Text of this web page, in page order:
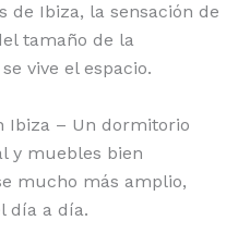
de Ibiza, la sensación de
tamaño de la
vive el espacio.
Ibiza – Un dormitorio
y muebles bien
mucho más amplio,
día a día.